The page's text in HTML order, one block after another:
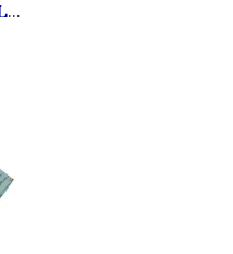
SALE 40%OFF! _ Msize L.I.F.E #4 LGM ◆ LIVE IN FAB EARTH リブインファブアース : 半袖ロゴ箔プリントTシャツ Black